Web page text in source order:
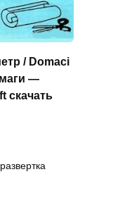
/ Domaci
—
скачать